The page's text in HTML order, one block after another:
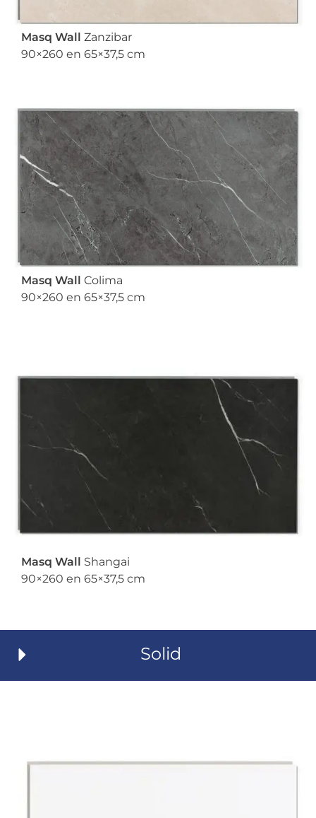
Masq Wall Zanzibar
90×260 en 65×37,5 cm
Masq Wall Colima
90×260 en 65×37,5 cm
Masq Wall Shangai
90×260 en 65×37,5 cm
Solid